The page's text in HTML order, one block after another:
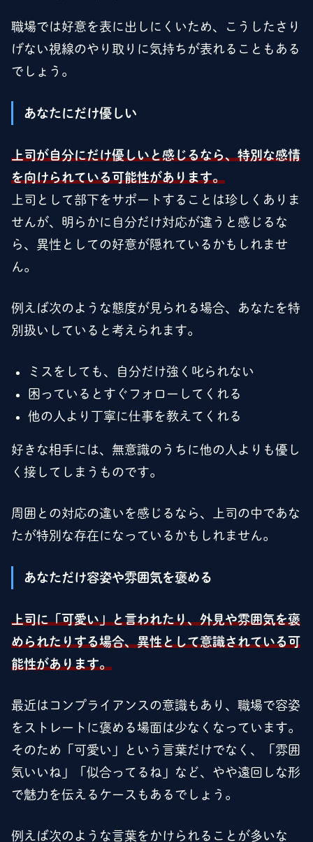
職場では好意を表に出しにくいため、こうしたさり
げない視線のやり取りに気持ちが表れることもある
でしょう。
あなたにだけ優しい
上司が自分にだけ優しいと感じるなら、特別な感情
を向けられている可能性があります。
上司として部下をサポートすることは珍しくありま
せんが、明らかに自分だけ対応が違うと感じるな
ら、異性としての好意が隠れているかもしれませ
ん。
例えば次のような態度が見られる場合、あなたを特
別扱いしていると考えられます。
ミスをしても、自分だけ強く叱られない
困っているとすぐフォローしてくれる
他の人より丁寧に仕事を教えてくれる
好きな相手には、無意識のうちに他の人よりも優し
く接してしまうものです。
周囲との対応の違いを感じるなら、上司の中であな
たが特別な存在になっているかもしれません。
あなただけ容姿や雰囲気を褒める
上司に「可愛い」と言われたり、外見や雰囲気を褒
められたりする場合、異性として意識されている可
能性があります。
最近はコンプライアンスの意識もあり、職場で容姿
をストレートに褒める場面は少なくなっています。
そのため「可愛い」という言葉だけでなく、「雰囲
気いいね」「似合ってるね」など、やや遠回しな形
で魅力を伝えるケースもあるでしょう。
例えば次のような言葉をかけられることが多いな